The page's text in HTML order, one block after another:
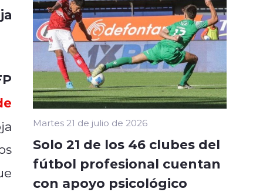
Martes 21 de julio de 2026
Solo 21 de los 46 clubes del
fútbol profesional cuentan
con apoyo psicológico